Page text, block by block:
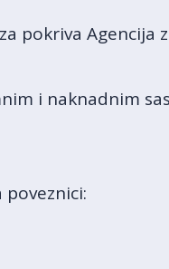
pokriva Agencija
i naknadnim